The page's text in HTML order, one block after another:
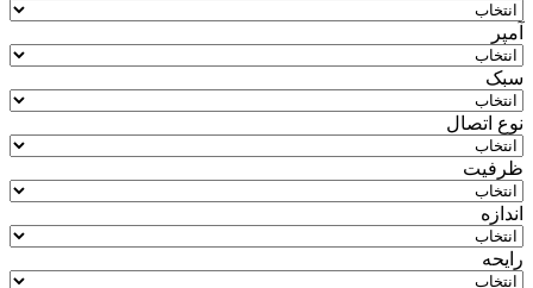
آمپر
سبک
نوع اتصال
ظرفیت
اندازه
رایحه